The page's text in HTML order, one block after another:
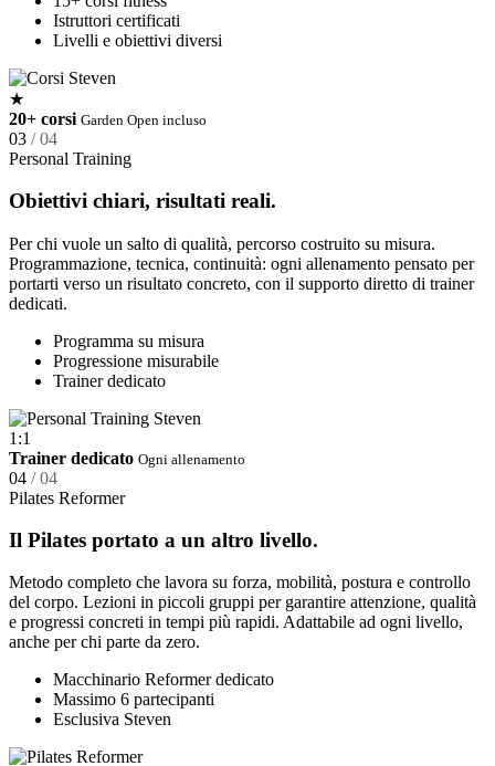
Istruttori certificati
Livelli e obiettivi diversi
★
20+ corsi Garden Open incluso
03 / 04
Personal Training
Obiettivi chiari, risultati reali.
Per chi vuole un salto di qualità, percorso costruito su misura.
Programmazione, tecnica, continuità: ogni allenamento pensato per
portarti verso un risultato concreto, con il supporto diretto di trainer
dedicati.
Programma su misura
Progressione misurabile
Trainer dedicato
1:1
Trainer dedicato Ogni allenamento
04 / 04
Pilates Reformer
Il Pilates portato a un altro livello.
Metodo completo che lavora su forza, mobilità, postura e controllo
del corpo. Lezioni in piccoli gruppi per garantire attenzione, qualità
e progressi concreti in tempi più rapidi. Adattabile ad ogni livello,
anche per chi parte da zero.
Macchinario Reformer dedicato
Massimo 6 partecipanti
Esclusiva Steven